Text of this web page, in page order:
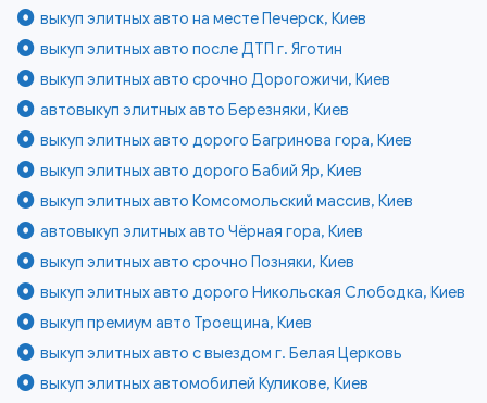
выкуп элитных авто на месте Печерск, Киев
выкуп элитных авто после ДТП г. Яготин
выкуп элитных авто срочно Дорогожичи, Киев
автовыкуп элитных авто Березняки, Киев
выкуп элитных авто дорого Багринова гора, Киев
выкуп элитных авто дорого Бабий Яр, Киев
выкуп элитных авто Комсомольский массив, Киев
автовыкуп элитных авто Чёрная гора, Киев
выкуп элитных авто срочно Позняки, Киев
выкуп элитных авто дорого Никольская Слободка, Киев
выкуп премиум авто Троещина, Киев
выкуп элитных авто с выездом г. Белая Церковь
выкуп элитных автомобилей Куликове, Киев